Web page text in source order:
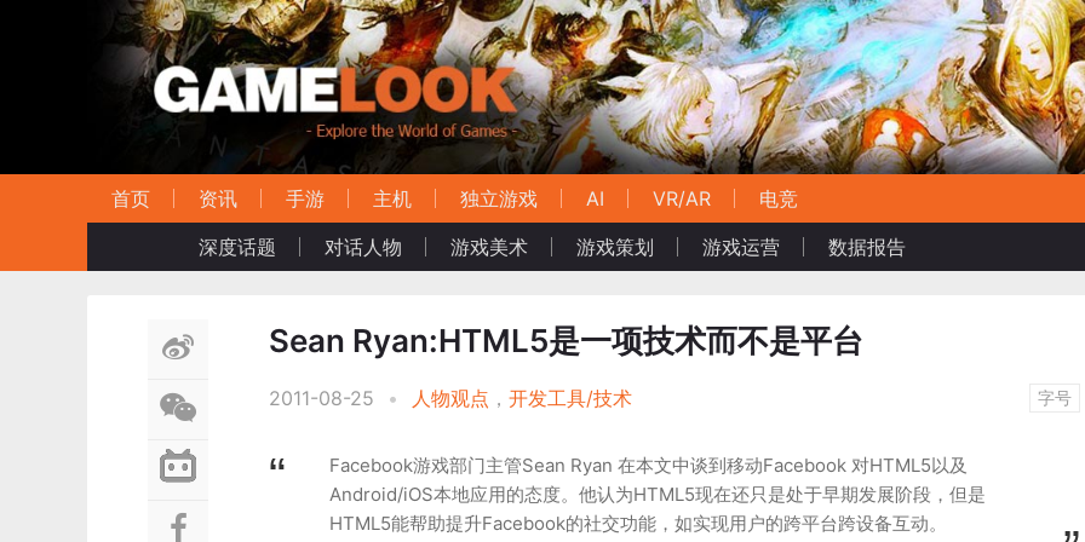
首页 资讯 手游 主机 独立游戏 AI VR/AR
电竞
深度话题
对话人物 游戏美术 游戏策划 游戏运营 数据报告
Sean Ryan:HTML5是一项技术而不是平台
2011-08-25 • 人物观点 ， 开发工具/技术 字号
Facebook游戏部门主管Sean Ryan 在本文中谈到移动Facebook 对HTML5以及
Android/iOS本地应用的态度。他认为HTML5现在还只是处于早期发展阶段，但是
HTML5能帮助提升Facebook的社交功能，如实现用户的跨平台跨设备互动。